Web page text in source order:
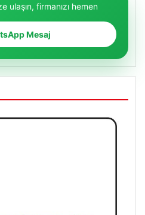
ulaşın, firmanızı hemen
Mesaj